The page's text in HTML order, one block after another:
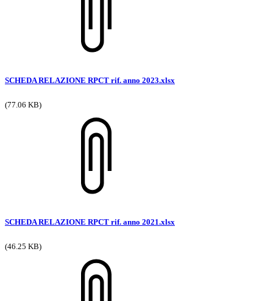
SCHEDA RELAZIONE RPCT rif. anno 2023.xlsx
(77.06 KB)
SCHEDA RELAZIONE RPCT rif. anno 2021.xlsx
(46.25 KB)